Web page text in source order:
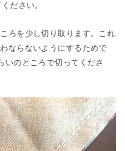
ださい。
ろを少し切り取ります。これ
ならないようにするためで
いのところで切ってくださ